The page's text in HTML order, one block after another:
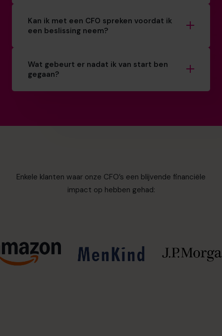
Kan ik met een CFO spreken voordat ik
een beslissing neem?
Wat gebeurt er nadat ik van start ben
gegaan?
Enkele klanten waar onze CFO’s een blijvende financiële
impact op hebben gehad: